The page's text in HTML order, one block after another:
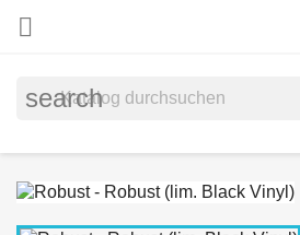

search